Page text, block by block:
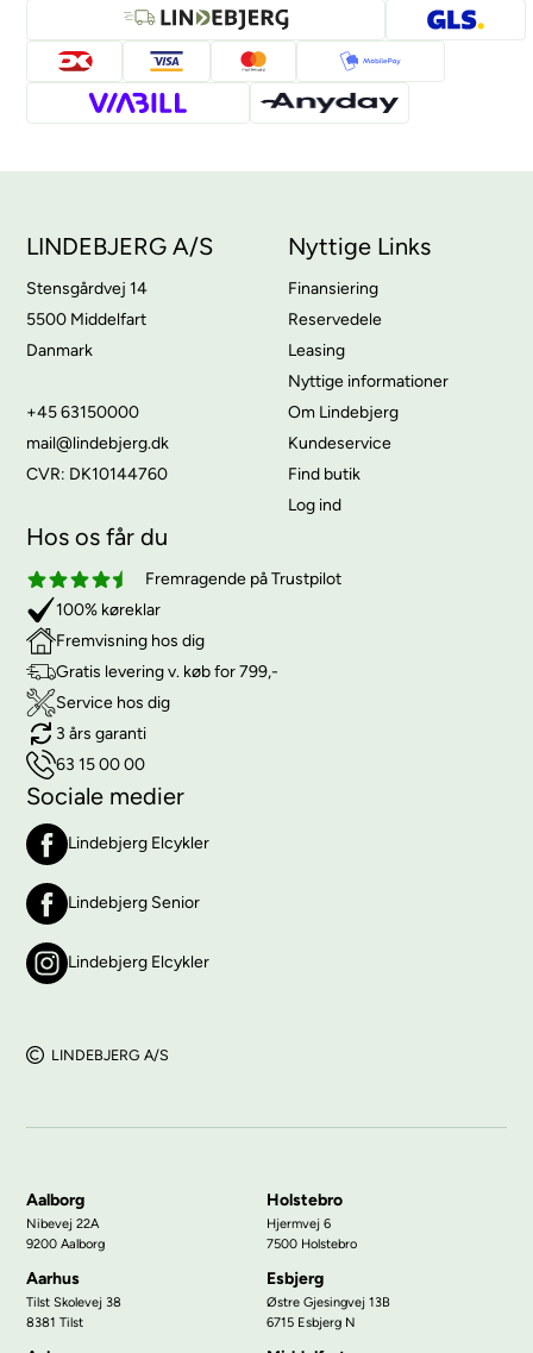
LINDEBJERG A/S
Stensgårdvej 14
5500 Middelfart
Danmark
+45 63150000
mail@lindebjerg.dk
CVR: DK10144760
Nyttige Links
Finansiering
Reservedele
Leasing
Nyttige informationer
Om Lindebjerg
Kundeservice
Find butik
Log ind
Hos os får du
Fremragende på Trustpilot
100% køreklar
Fremvisning hos dig
Gratis levering v. køb for 799,-
Service hos dig
3 års garanti
63 15 00 00
Sociale medier
Lindebjerg Elcykler
Lindebjerg Senior
Lindebjerg Elcykler
LINDEBJERG A/S
Aalborg
Nibevej 22A
9200 Aalborg
Holstebro
Hjermvej 6
7500 Holstebro
Aarhus
Tilst Skolevej 38
8381 Tilst
Esbjerg
Østre Gjesingvej 13B
6715 Esbjerg N